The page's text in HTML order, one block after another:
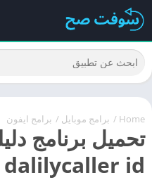
Home
/ برامج موبايل / برامج ايفون
dalilycaller id للاندرويد والايفون